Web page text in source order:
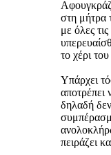
στη μήτρα
με όλες
το χέρι
Υπάρχει
αποτρέπει
δηλαδή
πειράζει